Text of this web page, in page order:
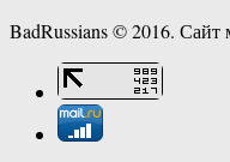
BadRussians © 2016. Сайт